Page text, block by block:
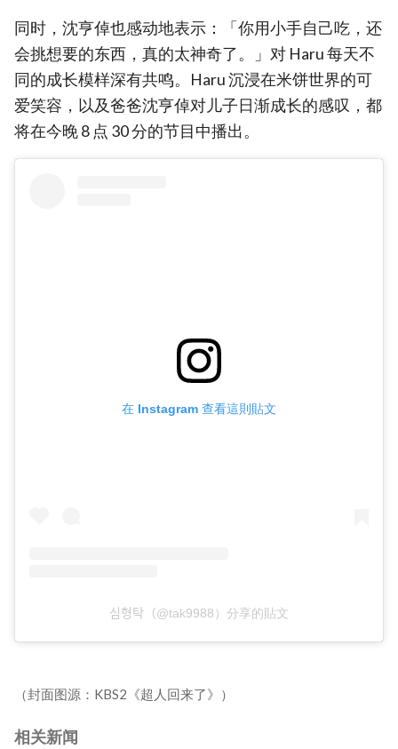
同时，沈亨倬也感动地表示：「你用小手自己吃，还
会挑想要的东西，真的太神奇了。」对 Haru 每天不
同的成长模样深有共鸣。Haru 沉浸在米饼世界的可
爱笑容，以及爸爸沈亨倬对儿子日渐成长的感叹，都
将在今晚 8 点 30 分的节目中播出。
在 Instagram 查看這則貼文
심형탁（@tak9988）分享的貼文
（封面图源：KBS2《超人回来了》）
相关新闻